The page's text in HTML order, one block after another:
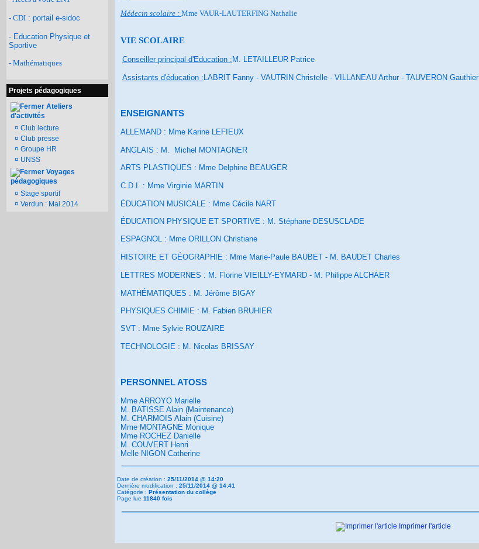
- CDI : portail e-sidoc
- Education Physique et
Sportive
- Mathématiques
Projets pédagogiques
Ateliers
d'activités
¤ Club lecture
¤ Club presse
¤ Groupe HR
¤ UNSS
Voyages
pédagogiques
¤ Stage sportif
¤ Verdun : Mai 2014
Médecin scolaire : Mme VAUR-LAUTERFING Nathalie
VIE SCOLAIRE
Conseiller principal d'Education : M. LETAILLEUR Patrice
Assistants d'éducation : LABRIT Fanny - VAUTRIN Christelle - VILLANEAU Arthur - TAUVERON Gauthier
ENSEIGNANTS
ALLEMAND : Mme Karine LEFIEUX
ANGLAIS : M. Michel MONTAGNER
ARTS PLASTIQUES : Mme Delphine BEAUGER
C.D.I. : Mme Virginie MARTIN
ÉDUCATION MUSICALE : Mme Cécile NART
ÉDUCATION PHYSIQUE ET SPORTIVE : M. Stéphane DESUSCLADE
ESPAGNOL : Mme ORILLON Christiane
HISTOIRE ET GÉOGRAPHIE : Mme Marie-Paule BAUBET - M. BAUDET Charles
LETTRES MODERNES : M. Florine VIEILLY-EYMARD - M. Philippe ALCHAER
MATHÉMATIQUES : M. Jérôme BIGAY
PHYSIQUES CHIMIE : M. Fabien BRUHIER
SVT : Mme Sylvie ROUZAIRE
TECHNOLOGIE : M. Nicolas BRISSAY
PERSONNEL ATOSS
Mme ARROYO Marielle
M. BATISSE Alain (Maintenance)
M. CHARMOIS Alain (Cuisine)
Mme MONTAGNE Monique
Mme ROCHEZ Danielle
M. COUVERT Henri
Melle NIGON Catherine
Date de création : 25/11/2014 @ 14:20
Dernière modification : 25/11/2014 @ 14:41
Catégorie : Présentation du collège
Page lue 11840 fois
Imprimer l'article